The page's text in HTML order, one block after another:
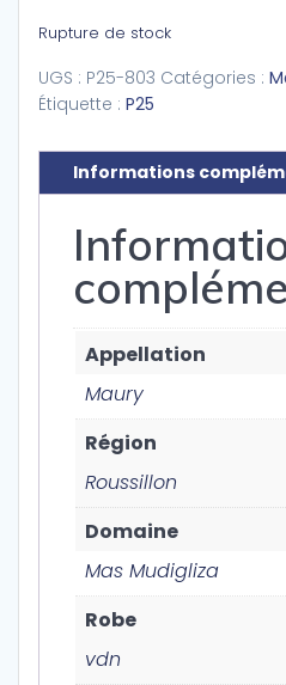
Rupture de stock
UGS : P25-803 Catégories :
Étiquette : P25
Informations
Appellation
Maury
Région
Roussillon
Domaine
Mas Mudigliza
Robe
vdn